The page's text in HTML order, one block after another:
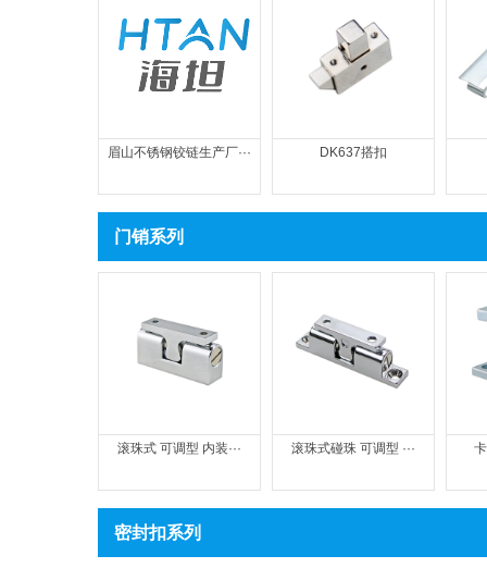
眉山不锈钢铰链生产厂··· DK637搭扣
门销系列
滚珠式 可调型 内装··· 滚珠式碰珠 可调型 ···
密封扣系列